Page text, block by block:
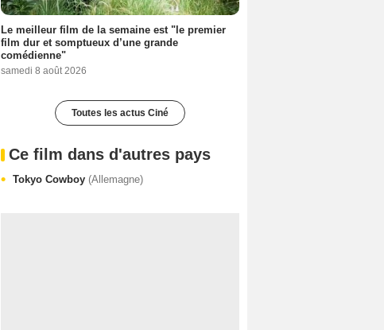
Le meilleur film de la semaine est "le premier
film dur et somptueux d’une grande
comédienne"
samedi 8 août 2026
Toutes les actus Ciné
Ce film dans d'autres pays
Tokyo Cowboy (Allemagne)